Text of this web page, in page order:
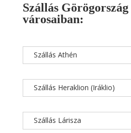
Szállás
városaiban:
Szállás Athén
Szállás Heraklion (Iráklio)
Szállás Lárisza